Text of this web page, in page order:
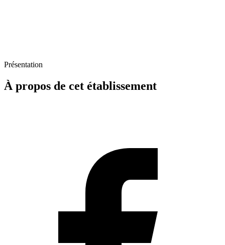
Présentation
À propos de cet établissement